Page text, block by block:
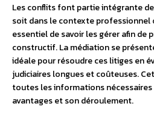
Les conflits font partie intégrante
soit dans le contexte professionnel
essentiel de savoir les gérer afin de
constructif. La médiation se
idéale pour résoudre ces litiges en
judiciaires longues et coûteuses.
toutes les informations
avantages et son déroulement.